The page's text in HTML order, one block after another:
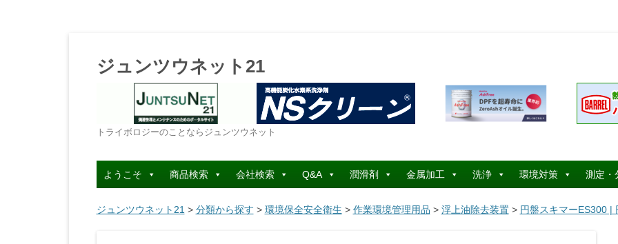
ジュンツウネット21
トライボロジーのことならジュンツウネット
コ
ン
テ
ン
へ
ようこそ 商品検索 会社検索 Q&A 潤滑剤 金属加工 洗浄 環境対策 測定・
ジュンツウネット21 > 分類から探す > 環境保全安全衛生 > 作業環境管理用品 > 浮上油除去装置> 円盤スキマーES300 |